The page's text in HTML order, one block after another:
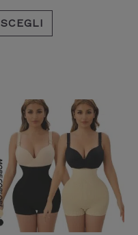
SCEGLI
Questo
prodotto
più
varianti.
Le
opzioni
possono